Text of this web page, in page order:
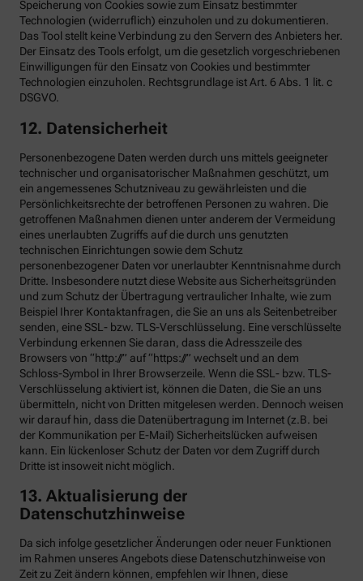
Speicherung von Cookies sowie zum Einsatz bestimmter
Technologien (widerruflich) einzuholen und zu dokumentieren.
Das Tool stellt keine Verbindung zu den Servern des Anbieters her.
Der Einsatz des Tools erfolgt, um die gesetzlich vorgeschriebenen
Einwilligungen für den Einsatz von Cookies und bestimmter
Technologien einzuholen. Rechtsgrundlage ist Art. 6 Abs. 1 lit. c
DSGVO.
12. Datensicherheit
Personenbezogene Daten werden durch uns mittels geeigneter
technischer und organisatorischer Maßnahmen geschützt, um
ein angemessenes Schutzniveau zu gewährleisten und die
Persönlichkeitsrechte der betroffenen Personen zu wahren. Die
getroffenen Maßnahmen dienen unter anderem der Vermeidung
eines unerlaubten Zugriffs auf die durch uns genutzten
technischen Einrichtungen sowie dem Schutz
personenbezogener Daten vor unerlaubter Kenntnisnahme durch
Dritte. Insbesondere nutzt diese Website aus Sicherheitsgründen
und zum Schutz der Übertragung vertraulicher Inhalte, wie zum
Beispiel Ihrer Kontaktanfragen, die Sie an uns als Seitenbetreiber
senden, eine SSL- bzw. TLS-Verschlüsselung. Eine verschlüsselte
Verbindung erkennen Sie daran, dass die Adresszeile des
Browsers von “http://” auf “https://” wechselt und an dem
Schloss-Symbol in Ihrer Browserzeile. Wenn die SSL- bzw. TLS-
Verschlüsselung aktiviert ist, können die Daten, die Sie an uns
übermitteln, nicht von Dritten mitgelesen werden. Dennoch weisen
wir darauf hin, dass die Datenübertragung im Internet (z.B. bei
der Kommunikation per E-Mail) Sicherheitslücken aufweisen
kann. Ein lückenloser Schutz der Daten vor dem Zugriff durch
Dritte ist insoweit nicht möglich.
13. Aktualisierung der
Datenschutzhinweise
Da sich infolge gesetzlicher Änderungen oder neuer Funktionen
im Rahmen unseres Angebots diese Datenschutzhinweise von
Zeit zu Zeit ändern können, empfehlen wir Ihnen, diese